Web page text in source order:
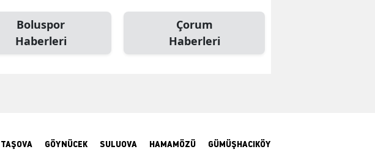
Giresun
Isparta
Boluspor
Haberleri
Çorum
Haberleri
TAŞOVA GÖYNÜCEK SULUOVA HAMAMÖZÜ GÜMÜŞHACIKÖY